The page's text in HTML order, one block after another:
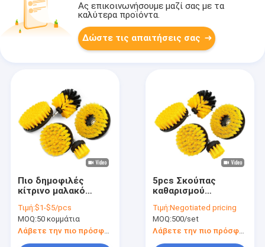
Ας επικοινωνήσουμε μαζί σας με τα
καλύτερα προϊόντα.
Δώστε τις απαιτήσεις σας
Πιο δημοφιλές
κίτρινο μαλακό
κομμάτια
Τιμή:$1-$5/pcs
MOQ:50 κομμάτια
Λάβετε την πιο πρόσφατη τιμή
5pcs Σκούπας
καθαρισμού
Scrubber Σκούπας
Καθαρισμού
αυτοκινήτου
Σκούπας σετ
Τιμή:Negotiated pricing
MOQ:500/set